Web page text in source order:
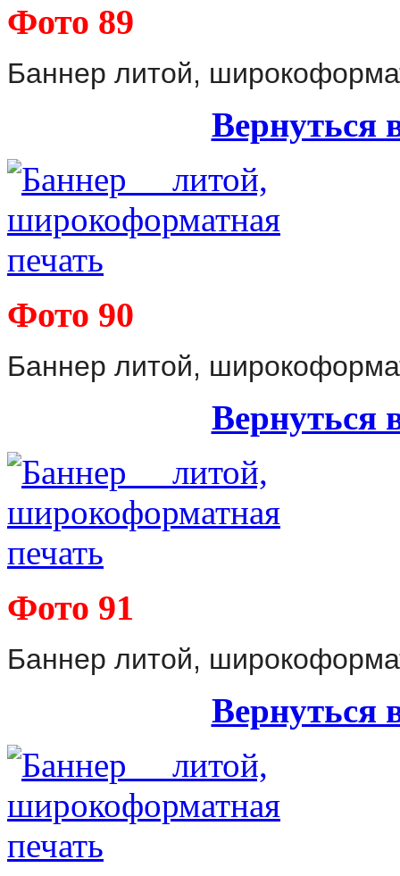
Фото 89
Баннер литой,
Вернуться
Фото 90
Баннер литой,
Вернуться
Фото 91
Баннер литой,
Вернуться